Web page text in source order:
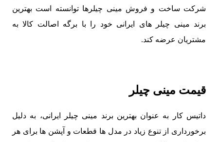
شرکت ساخت و فروش مینی چیلرها توانسته است بهترین
برند مینی چیلر های ایرانی خود را با برگه اصالت کالا به
مشتریان عرضه کند.
قیمت مینی چیلر
داتیس کار به عنوان بهترین برند مینی چیلر ایرانی، به دلیل
برخورداری از تنوع زیاد در مدل ها قطعات و آپشن ها برای هر